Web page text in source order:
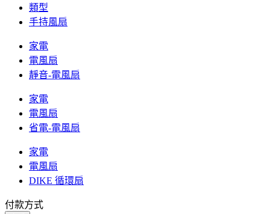
類型
手持風扇
家電
電風扇
靜音-電風扇
家電
電風扇
省電-電風扇
家電
電風扇
DIKE 循環扇
付款方式